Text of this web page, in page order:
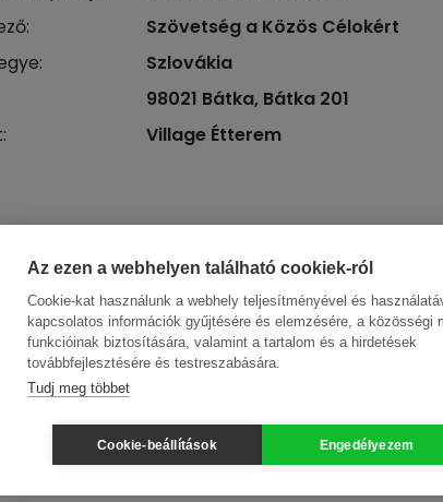
Szövetség a Közös Célokért
Szlovákia
98021 Bátka, Bátka 201
Village Étterem
Az ezen a webhelyen található cookiek-ról
Cookie-kat használunk a webhely teljesítményével és
kapcsolatos információk gyűjtésére és elemzésére, a közösségi
funkcióinak biztosítására, valamint a tartalom és a hirdetések
továbbfejlesztésére és testreszabására.
Tudj meg többet
Cookie-beállítások Engedélyezem